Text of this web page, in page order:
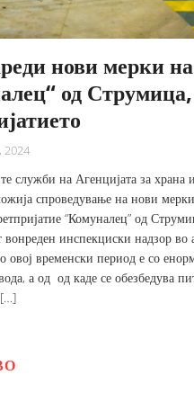
нови мерки
од Струмица,
2024
служби на Агенцијата за храна
спроведување на нови мерки
“Комуналец” од
вонреден инспекциски надзор во
овој временски период е со
а од од каде се обезбедува
[…]